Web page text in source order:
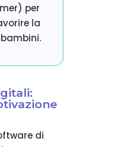
per
la
di